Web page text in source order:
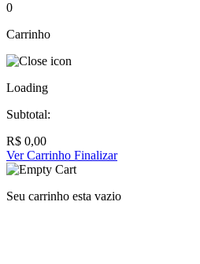
0
Carrinho
Loading
Subtotal:
R$ 0,00
Ver Carrinho Finalizar
Seu carrinho esta vazio